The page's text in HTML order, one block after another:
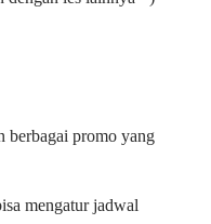
berbagai promo yang
mengatur jadwal